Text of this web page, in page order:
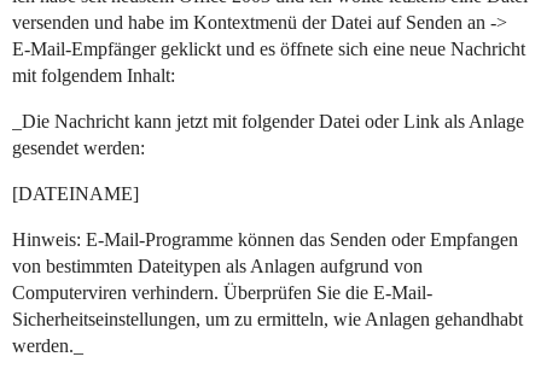
versenden und habe im Kontextmenü der Datei auf Senden an ->
E-Mail-Empfänger geklickt und es öffnete sich eine neue Nachricht
mit folgendem Inhalt:
_Die Nachricht kann jetzt mit folgender Datei oder Link als Anlage
gesendet werden:
[DATEINAME]
Hinweis: E-Mail-Programme können das Senden oder Empfangen
von bestimmten Dateitypen als Anlagen aufgrund von
Computerviren verhindern. Überprüfen Sie die E-Mail-
Sicherheitseinstellungen, um zu ermitteln, wie Anlagen gehandhabt
werden._